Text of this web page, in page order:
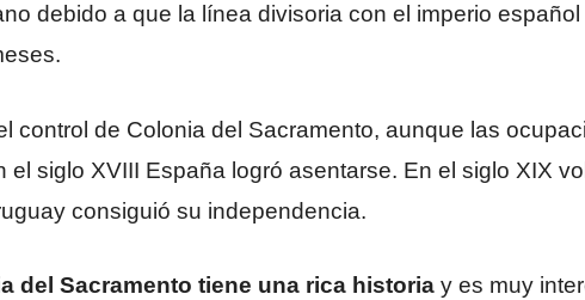
debido a que la línea divisoria con el imperio
control de Colonia del Sacramento, aunque las
siglo XVIII España logró asentarse. En el siglo XIX
consiguió su independencia.
del Sacramento tiene una rica historia y es muy